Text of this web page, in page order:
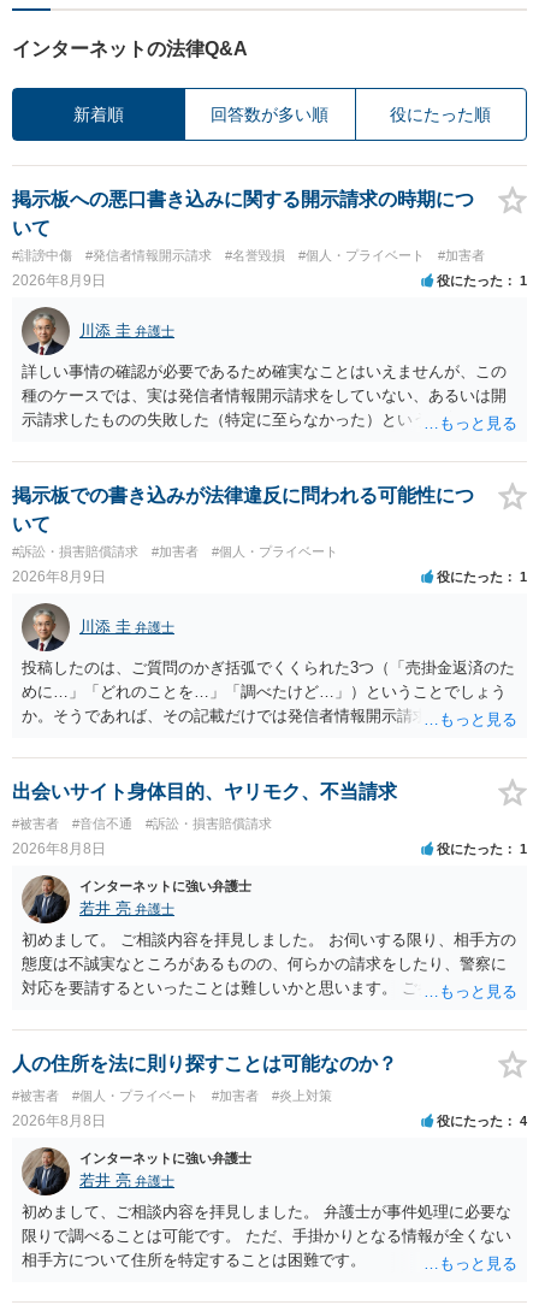
インターネットの法律Q&A
新着順 回答数が多い順 役にたった順
掲示板への悪口書き込みに関する開示請求の時期につ
いて
#誹謗中傷 #発信者情報開示請求 #名誉毀損 #個人・プライベート #加害者
2026年8月9日 役にたった 1
川添 圭 弁護士
詳しい事情の確認が必要であるため確実なことはいえませんが、この
種のケースでは、実は発信者情報開示請求をしていない、あるいは開
示請求したものの失敗した（特定に至らなかった）という事案が比較
な投稿をする場合にはなおさら）。
掲示板での書き込みが法律違反に問われる可能性につ
いて
#訴訟・損害賠償請求 #加害者 #個人・プライベート
2026年8月9日 役にたった 1
川添 圭 弁護士
投稿したのは、ご質問のかぎ括弧でくくられた3つ（「売掛金返済のた
めに…」「どれのことを…」「調べたけど…」）ということでしょう
か。そうであれば、その記載だけでは発信者情報開示請求が認められ
ただ、「328が名誉毀損、偽計業務妨害、侮辱罪、ストーカー等に関す
る法律違反に該当するといわれ」とのことですので、ご質問に書かれ
ていない何らかの背景事情があれば、回答は180度変わるかもしれませ
ん。公開の場で詳細を投稿することは不適当と思われますので、弁護
士へ直接相談した方がよいでしょう。
出会いサイト身体目的、ヤリモク、不当請求
#被害者 #音信不通 #訴訟・損害賠償請求
2026年8月8日 役にたった 1
インターネットに強い弁護士
若井 亮 弁護士
初めまして。 ご相談内容を拝見しました。 お伺いする限り、相手方の
態度は不誠実なところがあるものの、何らかの請求をしたり、警察に
対応を要請するといったことは難しいかと思います。 ご参考になれば
人の住所を法に則り探すことは可能なのか？
#被害者 #個人・プライベート #加害者 #炎上対策
2026年8月8日 役にたった 4
インターネットに強い弁護士
若井 亮 弁護士
初めまして、ご相談内容を拝見しました。 弁護士が事件処理に必要な
限りで調べることは可能です。 ただ、手掛かりとなる情報が全くない
相手方について住所を特定することは困難です。